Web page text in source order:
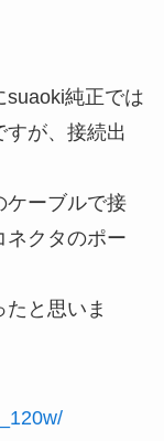
suaoki純正では
が、接続出
ケーブルで接
ネクタのポー
と思いま